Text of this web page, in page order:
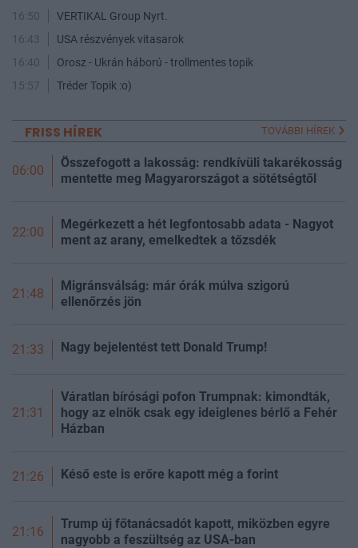
16:50
VERTIKAL Group Nyrt.
16:43
USA részvények vitasarok
16:40
Orosz - Ukrán háború - trollmentes topik
15:57
Tréder Topik :o)
FRISS HÍREK TOVÁBBI HÍREK
06:00
Összefogott a lakosság: rendkívüli takarékosság
mentette meg Magyarországot a sötétségtől
22:00
Megérkezett a hét legfontosabb adata - Nagyot
ment az arany, emelkedtek a tőzsdék
21:48
Migránsválság: már órák múlva szigorú
ellenőrzés jön
21:33 Nagy bejelentést tett Donald Trump!
21:31
Váratlan bírósági pofon Trumpnak: kimondták,
hogy az elnök csak egy ideiglenes bérlő a Fehér
Házban
21:26 Késő este is erőre kapott még a forint
21:16
Trump új főtanácsadót kapott, miközben egyre
nagyobb a feszültség az USA-ban